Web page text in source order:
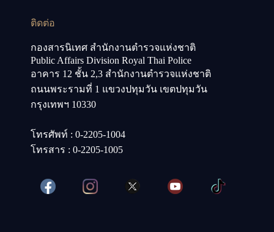
ติดต่อ
กองสารนิเทศ สำนักงานตำรวจแห่งชาติ
Public Affairs Division Royal Thai Police
อาคาร 12 ชั้น 2,3 สำนักงานตำรวจแห่งชาติ
ถนนพระรามที่ 1 แขวงปทุมวัน เขตปทุมวัน
กรุงเทพฯ 10330
โทรศัพท์ : 0-2205-1004
โทรสาร : 0-2205-1005